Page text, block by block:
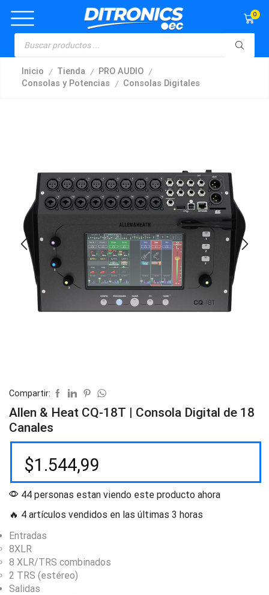
0
Inicio / Tienda / PRO AUDIO /
Consolas y Potencias / Consolas Digitales
Compartir:
Allen & Heat CQ-18T | Consola Digital de 18
Canales
$1.544,99
44 personas estan viendo este producto ahora
🔥 4 artículos vendidos en las últimas 3 horas
Entradas
8XLR
8 XLR/TRS combinados
2 TRS (estéreo)
Salidas